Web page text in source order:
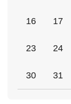
16 17
23 24
30 31